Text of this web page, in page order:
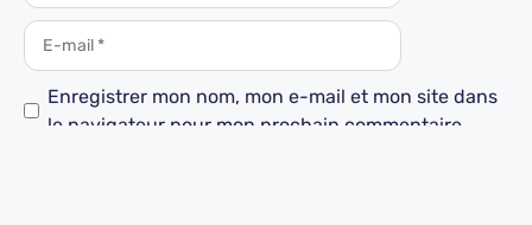
Enregistrer mon nom, mon e-mail et mon site dans
le navigateur pour mon prochain commentaire.